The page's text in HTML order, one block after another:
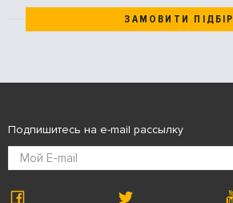
ЗАМОВИТИ ПІДБІР
Подпишитесь на e-mail рассылку